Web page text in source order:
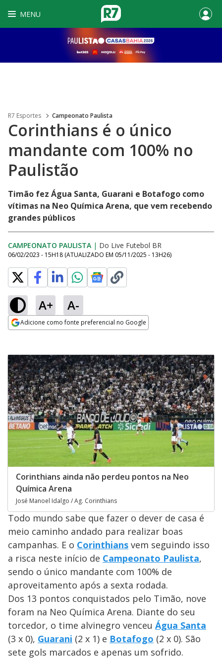
MENU
R7 Esportes Campeonato Paulista
Corinthians é o único
mandante com 100% no
Paulistão
Timão fez Água Santa, Guarani e Botafogo como
vítimas na Neo Química Arena, que vem recebendo
grandes públicos
CAMPEONATO PAULISTA | Do Live Futebol BR
06/02/2023 - 15H18 (ATUALIZADO EM 05/11/2025 - 13H26)
A+ A-
Adicione como fonte preferencial no Google
Corinthians ainda não perdeu pontos na Neo
Química Arena
José Manoel Idalgo / Ag. Corinthians
Todo mundo sabe que fazer o dever de casa é
meio caminho andado para realizar boas
campanhas. E o Corinthians vem seguindo isso
a risca neste início de Campeonato Paulista,
sendo o único mandante com 100% de
aproveitamento após a sexta rodada.
Dos 13 pontos conquistados pelo Timão, nove
foram na Neo Química Arena. Diante do seu
torcedor, o time alvinegro venceu Água Santa
(3 x 0), Guarani (2 x 1) e Botafogo (2 x 0). São
sete gols marcados e apenas um sofrido.